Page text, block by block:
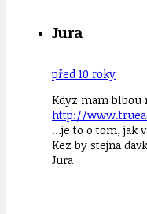
Jura
před 10 roky
Kdyz mam blbou
http://
…je to o tom, jak
Kez by stejna
Jura